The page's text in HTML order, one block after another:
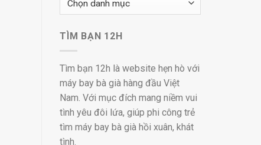
mục
TÌM BẠN 12H
Tìm bạn 12h là website hẹn hò với
máy bay bà già hàng đầu Việt
Nam. Với mục đích mang niềm vui
tình yêu đôi lứa, giúp phi công trẻ
tìm máy bay bà già hồi xuân, khát
tình.